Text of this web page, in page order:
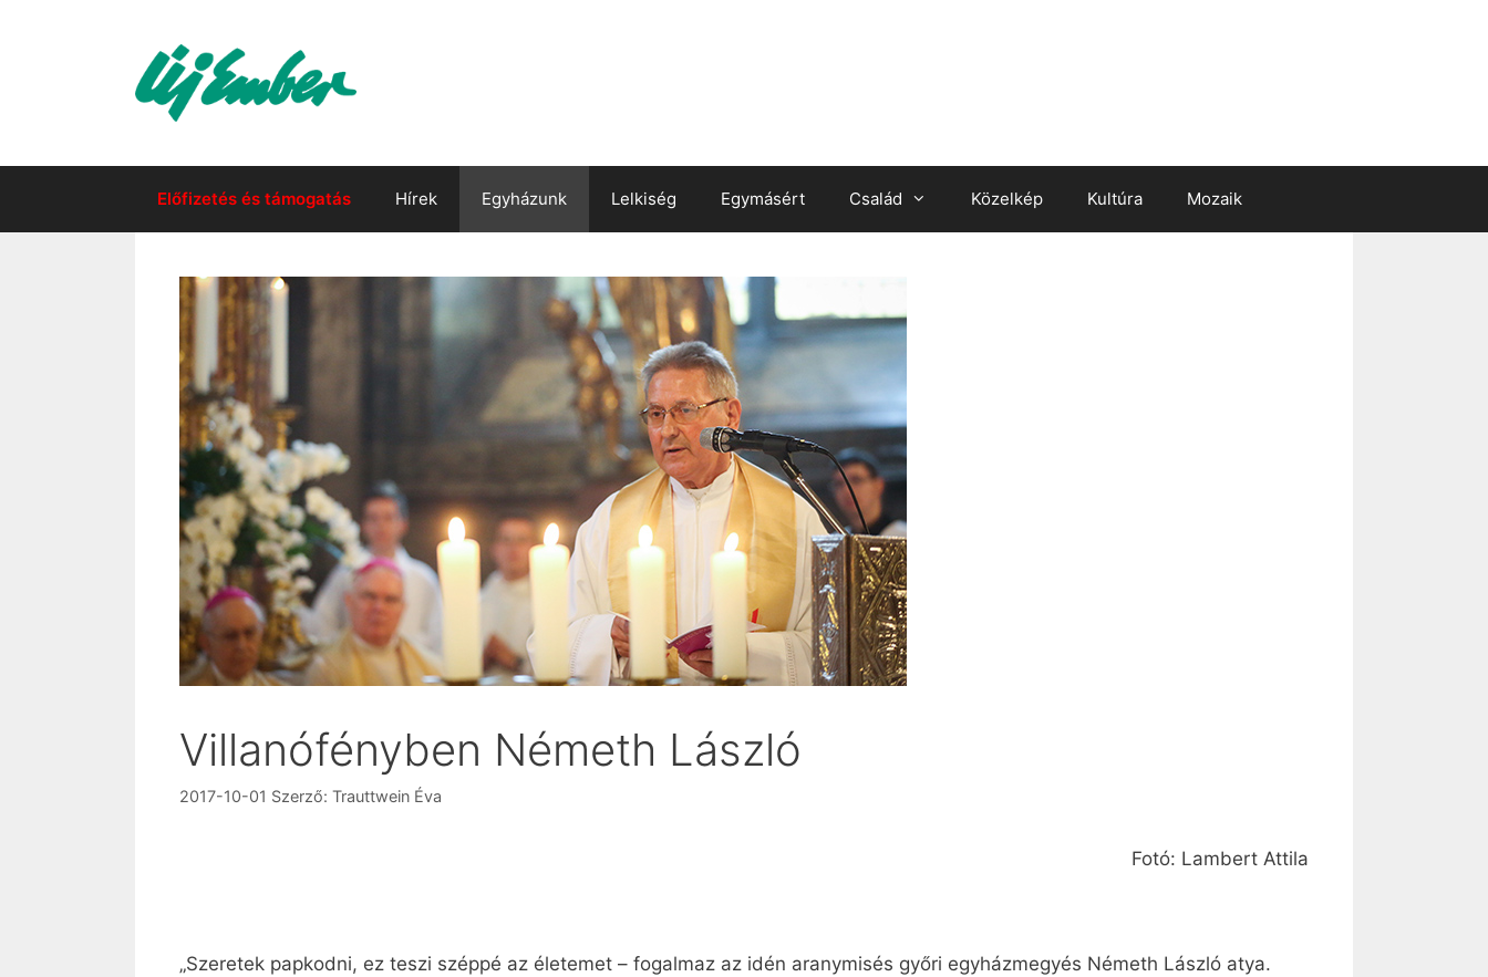
Előfizetés és támogatás Hírek Egyházunk Lelkiség Egymásért Család Közelkép Kultúra Mozaik
Villanófényben Németh László
2017-10-01 Szerző: Trauttwein Éva
Fotó: Lambert Attila
„Szeretek papkodni, ez teszi széppé az életemet – fogalmaz az idén aranymisés győri egyházmegyés Németh László atya.